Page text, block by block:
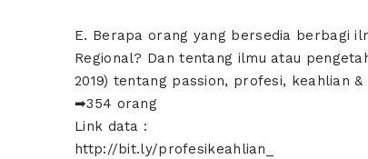
E. Berapa orang yang bersedia berbagi
Regional? Dan tentang ilmu atau
2019) tentang passion, profesi, keahlian
➡354 orang
Link data :
http://bit.ly/profesikeahlian_